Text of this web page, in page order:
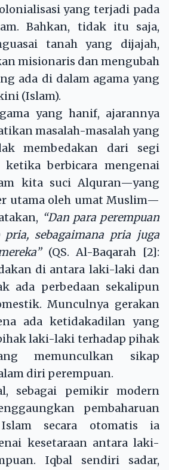
yang terjadi pada
Bahkan, tidak itu saja,
tanah yang dijajah,
misionaris dan mengubah
ada di dalam agama yang
(Islam).
yang hanif, ajarannya
masalah-masalah yang
membedakan dari segi
ketika berbicara mengenai
kita suci Alquran—yang
utama oleh umat Muslim—
“Dan para perempuan
pria, sebagaimana pria juga
(QS. Al-Baqarah [2]:
di antara laki-laki dan
ada perbedaan sekalipun
Munculnya gerakan
ada ketidakadilan yang
laki-laki terhadap pihak
memunculkan sikap
diri perempuan.
sebagai pemikir modern
pembaharuan
secara otomatis ia
kesetaraan antara laki-
Iqbal sendiri sadar,